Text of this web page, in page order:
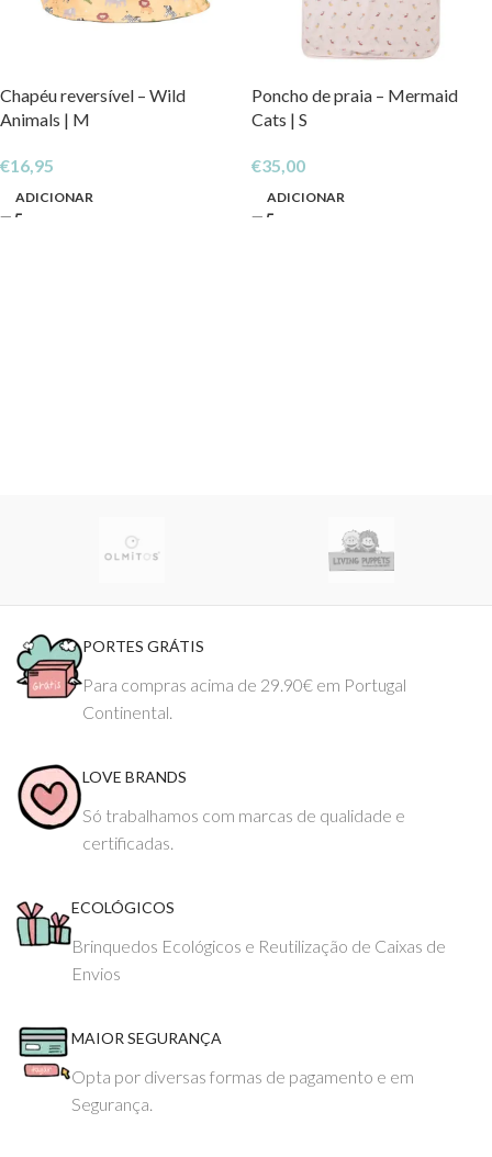
Chapéu reversível – Wild
Animals | M
€16,95
ADICIONAR
Poncho de praia – Mermaid
Cats | S
€35,00
ADICIONAR
PORTES GRÁTIS
Para compras acima de 29.90€ em Portugal
Continental.
LOVE BRANDS
Só trabalhamos com marcas de qualidade e
certificadas.
ECOLÓGICOS
Brinquedos Ecológicos e Reutilização de Caixas de
Envios
MAIOR SEGURANÇA
Opta por diversas formas de pagamento e em
Segurança.